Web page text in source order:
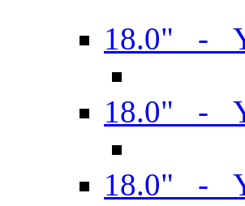
18.0" -
18.0" -
18.0" -